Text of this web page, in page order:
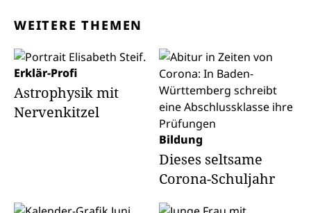
WEITERE THEMEN
Erklär-Profi
Astrophysik mit
Nervenkitzel
Bildung
Dieses seltsame
Corona-Schuljahr